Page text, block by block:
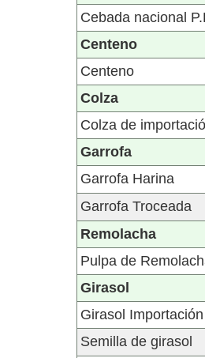
Cebada nacional
Centeno
Centeno
Colza
Colza de
Garrofa
Garrofa Harina
Garrofa Troceada
Remolacha
Pulpa de
Girasol
Girasol
Semilla de girasol